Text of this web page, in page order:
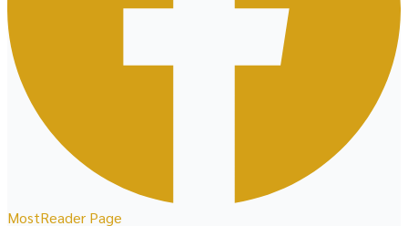
MostReader Page